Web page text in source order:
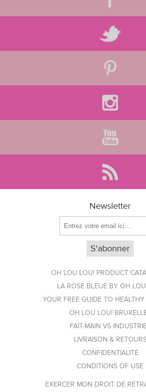
Newsletter
OH LOU LOU! PRODUCT
LA ROSE BLEUE BY OH
YOUR FREE GUIDE TO HEALTHY
OH LOU LOU!
FAIT-MAIN VS
LIVRAISON &
CONFIDENTIALITÉ
CONDITIONS OF USE
EXERCER MON DROIT DE